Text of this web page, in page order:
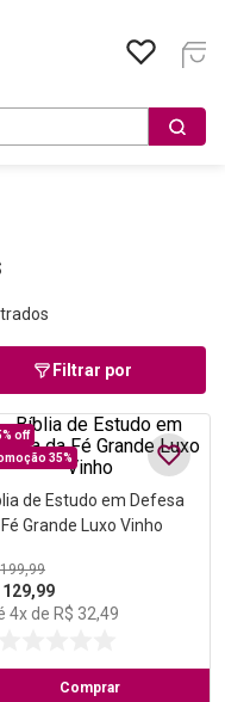
Filtrar por
off
35%
de Estudo em Defesa
Grande Luxo Vinho
199,99
129,99
4x de R$ 32,49
Comprar